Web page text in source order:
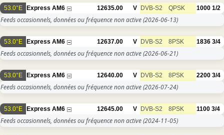
53.0°E Express AM6 12635.00 V DVB-S2 QPSK 1000 1/2
Feeds occasionnels, données ou fréquence non active(2026-06-13)
53.0°E Express AM6 12637.00 V DVB-S2 8PSK 1836 3/4
Feeds occasionnels, données ou fréquence non active(2026-06-21)
53.0°E Express AM6 12640.00 V DVB-S2 8PSK 2200 3/4
Feeds occasionnels, données ou fréquence non active(2026-07-24)
53.0°E Express AM6 12645.00 V DVB-S2 8PSK 1100 3/4
Feeds occasionnels, données ou fréquence non active(2024-11-05)